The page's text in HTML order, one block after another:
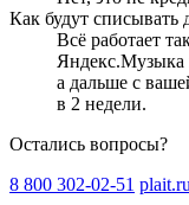
Как будут списывать
Всё работает
Яндекс.Музыка
а дальше с
в 2 недели.
Остались вопросы?
8 800 302-02-51